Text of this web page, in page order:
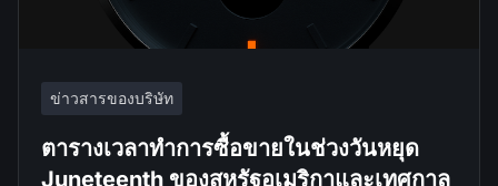
ข่าวสารของบริษัท
ตารางเวลาทำการซื้อขายในช่วงวันหยุด
Juneteenth ของสหรัฐอเมริกาและเทศกาล